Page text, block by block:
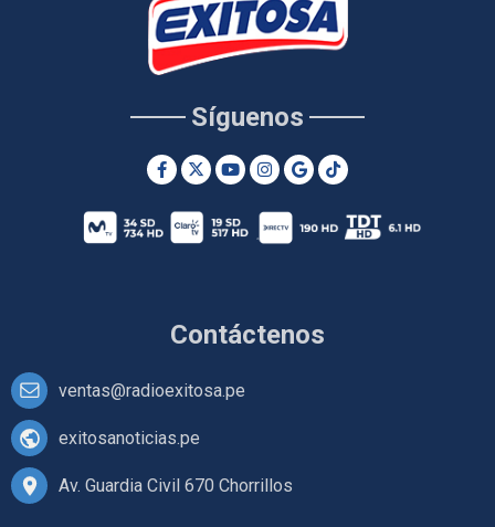
Contáctenos
ventas@radioexitosa.pe
exitosanoticias.pe
Av. Guardia Civil 670 Chorrillos
Síguenos